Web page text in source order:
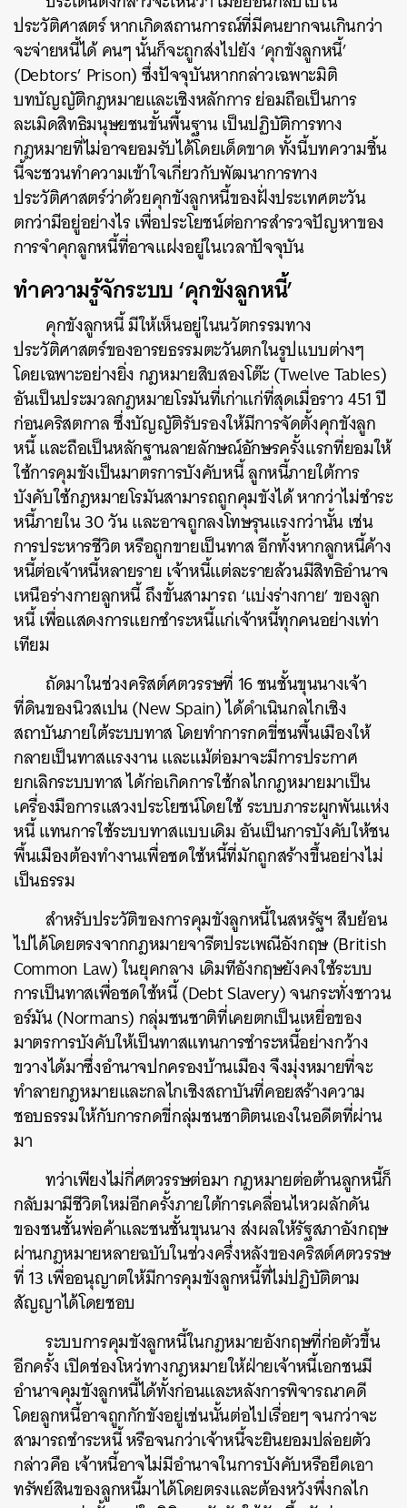
ประวัติศาสตร์ หากเกิดสถานการณ์ที่มีคนยากจนเกินกว่า
จะจ่ายหนี้ได้ คนๆ นั้นก็จะถูกส่งไปยัง ‘คุกขังลูกหนี้’
(Debtors’ Prison) ซึ่งปัจจุบันหากกล่าวเฉพาะมิติ
บทบัญญัติกฎหมายและเชิงหลักการ ย่อมถือเป็นการ
ละเมิดสิทธิมนุษยชนขั้นพื้นฐาน เป็นปฏิบัติการทาง
กฎหมายที่ไม่อาจยอมรับได้โดยเด็ดขาด ทั้งนี้บทความชิ้น
นี้จะชวนทำความเข้าใจเกี่ยวกับพัฒนาการทาง
ประวัติศาสตร์ว่าด้วยคุกขังลูกหนี้ของฝั่งประเทศตะวัน
ตกว่ามีอยู่อย่างไร เพื่อประโยชน์ต่อการสำรวจปัญหาของ
การจำคุกลูกหนี้ที่อาจแฝงอยู่ในเวลาปัจจุบัน
ทำความรู้จักระบบ ‘คุกขังลูกหนี้’
คุกขังลูกหนี้ มีให้เห็นอยู่ในนวัตกรรมทาง
ประวัติศาสตร์ของอารยธรรมตะวันตกในรูปแบบต่างๆ
โดยเฉพาะอย่างยิ่ง กฎหมายสิบสองโต๊ะ (Twelve Tables)
อันเป็นประมวลกฎหมายโรมันที่เก่าแก่ที่สุดเมื่อราว 451 ปี
ก่อนคริสตกาล ซึ่งบัญญัติรับรองให้มีการจัดตั้งคุกขังลูก
หนี้ และถือเป็นหลักฐานลายลักษณ์อักษรครั้งแรกที่ยอมให้
ใช้การคุมขังเป็นมาตรการบังคับหนี้ ลูกหนี้ภายใต้การ
บังคับใช้กฎหมายโรมันสามารถถูกคุมขังได้ หากว่าไม่ชำระ
หนี้ภายใน 30 วัน และอาจถูกลงโทษรุนแรงกว่านั้น เช่น
การประหารชีวิต หรือถูกขายเป็นทาส อีกทั้งหากลูกหนี้ค้าง
หนี้ต่อเจ้าหนี้หลายราย เจ้าหนี้แต่ละรายล้วนมีสิทธิอำนาจ
เหนือร่างกายลูกหนี้ ถึงขั้นสามารถ ‘แบ่งร่างกาย’ ของลูก
หนี้ เพื่อแสดงการแยกชำระหนี้แก่เจ้าหนี้ทุกคนอย่างเท่า
เทียม
ถัดมาในช่วงคริสต์ศตวรรษที่ 16 ชนชั้นขุนนางเจ้า
ที่ดินของนิวสเปน (New Spain) ได้ดำเนินกลไกเชิง
สถาบันภายใต้ระบบทาส โดยทำการกดขี่ชนพื้นเมืองให้
กลายเป็นทาสแรงงาน และแม้ต่อมาจะมีการประกาศ
ยกเลิกระบบทาส ได้ก่อเกิดการใช้กลไกกฎหมายมาเป็น
เครื่องมือการแสวงประโยชน์โดยใช้ ระบบภาระผูกพันแห่ง
หนี้ แทนการใช้ระบบทาสแบบเดิม อันเป็นการบังคับให้ชน
พื้นเมืองต้องทำงานเพื่อชดใช้หนี้ที่มักถูกสร้างขึ้นอย่างไม่
เป็นธรรม
สำหรับประวัติของการคุมขังลูกหนี้ในสหรัฐฯ สืบย้อน
ไปได้โดยตรงจากกฎหมายจารีตประเพณีอังกฤษ (British
Common Law) ในยุคกลาง เดิมทีอังกฤษยังคงใช้ระบบ
การเป็นทาสเพื่อชดใช้หนี้ (Debt Slavery) จนกระทั่งชาวน
อร์มัน (Normans) กลุ่มชนชาติที่เคยตกเป็นเหยื่อของ
มาตรการบังคับให้เป็นทาสแทนการชำระหนี้อย่างกว้าง
ขวางได้มาซึ่งอำนาจปกครองบ้านเมือง จึงมุ่งหมายที่จะ
ทำลายกฎหมายและกลไกเชิงสถาบันที่คอยสร้างความ
ชอบธรรมให้กับการกดขี่กลุ่มชนชาติตนเองในอดีตที่ผ่าน
มา
ทว่าเพียงไม่กี่ศตวรรษต่อมา กฎหมายต่อต้านลูกหนี้ก็
กลับมามีชีวิตใหม่อีกครั้งภายใต้การเคลื่อนไหวผลักดัน
ของชนชั้นพ่อค้าและชนชั้นขุนนาง ส่งผลให้รัฐสภาอังกฤษ
ผ่านกฎหมายหลายฉบับในช่วงครึ่งหลังของคริสต์ศตวรรษ
ที่ 13 เพื่ออนุญาตให้มีการคุมขังลูกหนี้ที่ไม่ปฏิบัติตาม
สัญญาได้โดยชอบ
ระบบการคุมขังลูกหนี้ในกฎหมายอังกฤษที่ก่อตัวขึ้น
อีกครั้ง เปิดช่องโหว่ทางกฎหมายให้ฝ่ายเจ้าหนี้เอกชนมี
อำนาจคุมขังลูกหนี้ได้ทั้งก่อนและหลังการพิจารณาคดี
โดยลูกหนี้อาจถูกกักขังอยู่เช่นนั้นต่อไปเรื่อยๆ จนกว่าจะ
สามารถชำระหนี้ หรือจนกว่าเจ้าหนี้จะยินยอมปล่อยตัว
กล่าวคือ เจ้าหนี้อาจไม่มีอำนาจในการบังคับหรือยึดเอา
ทรัพย์สินของลูกหนี้มาได้โดยตรงและต้องหวังพึ่งกลไก